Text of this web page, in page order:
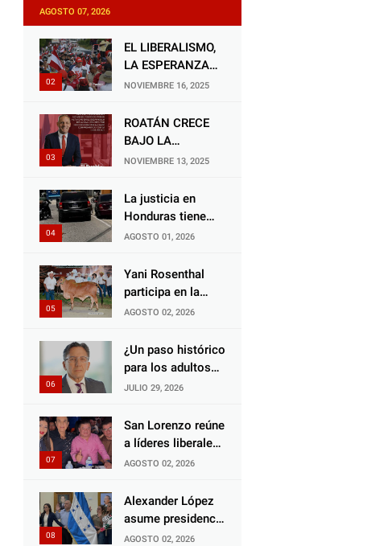
exige justicia por presunta
mala práctica odontológica
AGOSTO 07, 2026
EL LIBERALISMO,
LA ESPERANZA
QUE RENACE
NOVIEMBRE 16, 2025
ROATÁN CRECE
BAJO LA
ALCALDÍA DE RON
GESTOR ALIADO
DE LA
NOVIEMBRE 13, 2025
La justicia en
Honduras tiene
una deuda
animales, y
negarse a castigar
Choloma es
consolidar un
Estado que
y abandona al
inocente.
AGOSTO 01, 2026
Yani Rosenthal
participa en la
Feria Nacional
2026
AGOSTO 02, 2026
¿Un paso histórico
para los adultos
mayores?
impulsada por el
diputado Salomón
Honduras
JULIO 29, 2026
San Lorenzo reúne
a líderes liberales
en jornada de
unidad
AGOSTO 02, 2026
Alexander López
asume presidencia
del Consejo
AGOSTO 02, 2026